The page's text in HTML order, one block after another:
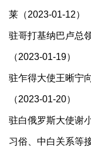
莱（2023-01-12）
驻哥打基纳巴卢总
（2023-01-19）
驻乍得大使王晰宁
（2023-01-20）
驻白俄罗斯大使谢
习俗、中白关系等